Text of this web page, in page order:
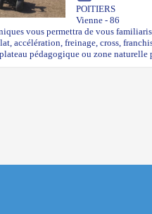
POITIERS
Vienne - 86
vous permettra de vous
accélération, freinage, cross,
pédagogique ou zone naturelle